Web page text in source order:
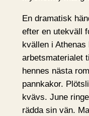
En dramatisk
efter en utekväll
kvällen i
arbetsmaterialet
hennes nästa
pannkakor.
kvävs. June
rädda sin vän.